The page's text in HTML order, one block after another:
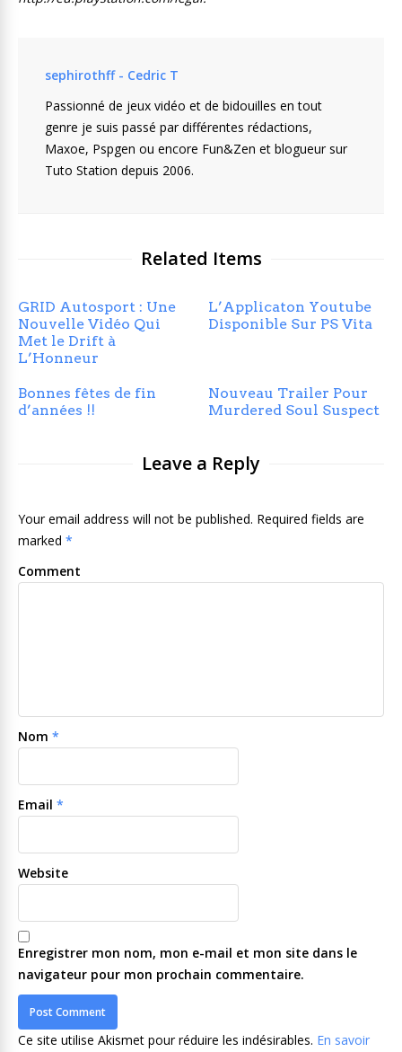
sephirothff - Cedric T
Passionné de jeux vidéo et de bidouilles en tout
genre je suis passé par différentes rédactions,
Maxoe, Pspgen ou encore Fun&Zen et blogueur sur
Tuto Station depuis 2006.
Related Items
GRID Autosport : Une
Nouvelle Vidéo Qui
Met le Drift à
L’Honneur
L’Applicaton Youtube
Disponible Sur PS Vita
Bonnes fêtes de fin
d’années !!
Nouveau Trailer Pour
Murdered Soul Suspect
Leave a Reply
Your email address will not be published. Required fields are
marked *
Comment
Nom *
Email *
Website
Enregistrer mon nom, mon e-mail et mon site dans le
navigateur pour mon prochain commentaire.
Ce site utilise Akismet pour réduire les indésirables. En savoir